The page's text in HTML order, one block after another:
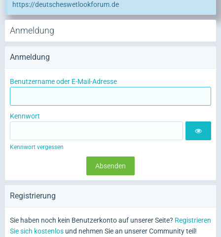
https://deutscheswetlookforum.de
Anmeldung
Anmeldung
Benutzername oder E-Mail-Adresse
Kennwort
Kennwort vergessen
Registrierung
Sie haben noch kein Benutzerkonto auf unserer Seite? Registrieren
Sie sich kostenlos und nehmen Sie an unserer Community teil!